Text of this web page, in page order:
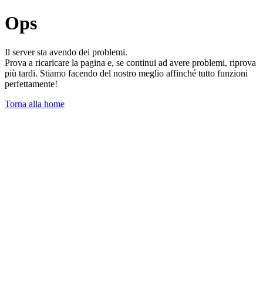
Ops
Il server sta avendo dei problemi.
Prova a ricaricare la pagina e, se continui ad avere problemi, riprova
più tardi. Stiamo facendo del nostro meglio affinché tutto funzioni
perfettamente!
Torna alla home